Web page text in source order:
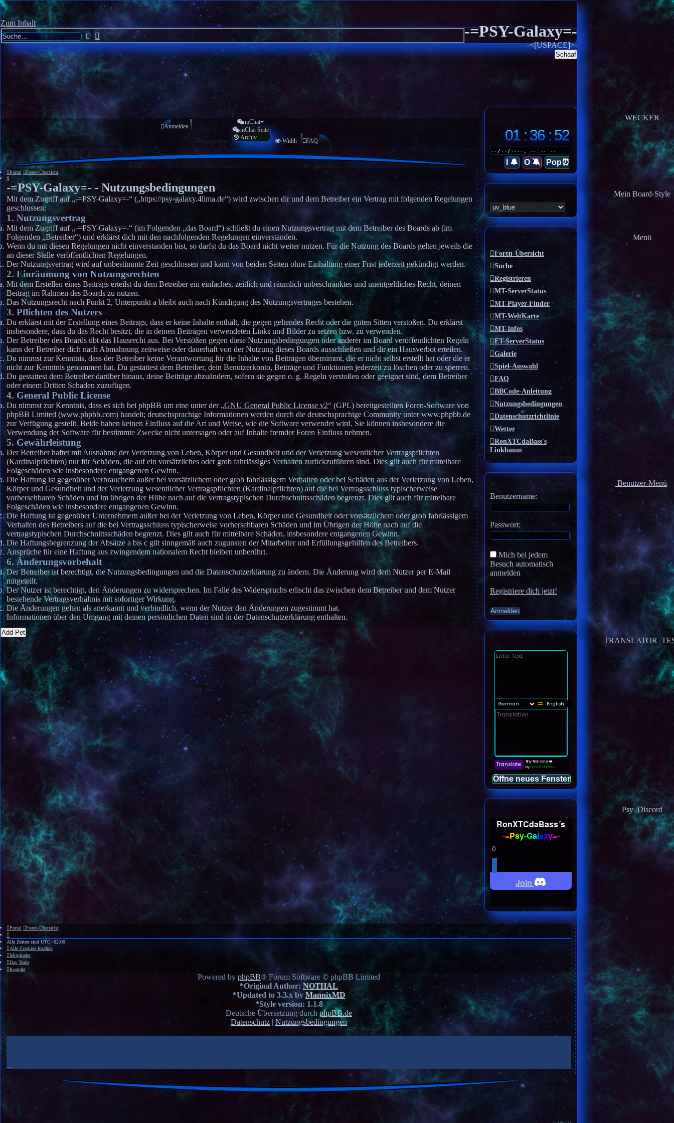
-=PSY-Galaxy=-
-<[USPACE]>-
Schaaf
Zum Inhalt
SucheErweiterte
Suche
Anmelden
Registrieren
mChat
mChat Seite
Archiv
Width FAQ
Portal
Foren-Übersicht
Suche
-=PSY-Galaxy=- - Nutzungsbedingungen
Mit dem Zugriff auf „-=PSY-Galaxy=-“ („https://psy-galaxy.4lima.de“) wird zwischen dir und dem Betreiber ein Vertrag mit folgenden Regelungen
geschlossen:
1. Nutzungsvertrag
Mit dem Zugriff auf „-=PSY-Galaxy=-“ (im Folgenden „das Board“) schließt du einen Nutzungsvertrag mit dem Betreiber des Boards ab (im
Folgenden „Betreiber“) und erklärst dich mit den nachfolgenden Regelungen einverstanden.
Wenn du mit diesen Regelungen nicht einverstanden bist, so darfst du das Board nicht weiter nutzen. Für die Nutzung des Boards gelten jeweils die
an dieser Stelle veröffentlichten Regelungen.
Der Nutzungsvertrag wird auf unbestimmte Zeit geschlossen und kann von beiden Seiten ohne Einhaltung einer Frist jederzeit gekündigt werden.
2. Einräumung von Nutzungsrechten
Mit dem Erstellen eines Beitrags erteilst du dem Betreiber ein einfaches, zeitlich und räumlich unbeschränktes und unentgeltliches Recht, deinen
Beitrag im Rahmen des Boards zu nutzen.
Das Nutzungsrecht nach Punkt 2, Unterpunkt a bleibt auch nach Kündigung des Nutzungsvertrages bestehen.
3. Pflichten des Nutzers
Du erklärst mit der Erstellung eines Beitrags, dass er keine Inhalte enthält, die gegen geltendes Recht oder die guten Sitten verstoßen. Du erklärst
insbesondere, dass du das Recht besitzt, die in deinen Beiträgen verwendeten Links und Bilder zu setzen bzw. zu verwenden.
Der Betreiber des Boards übt das Hausrecht aus. Bei Verstößen gegen diese Nutzungsbedingungen oder anderer im Board veröffentlichten Regeln
kann der Betreiber dich nach Abmahnung zeitweise oder dauerhaft von der Nutzung dieses Boards ausschließen und dir ein Hausverbot erteilen.
Du nimmst zur Kenntnis, dass der Betreiber keine Verantwortung für die Inhalte von Beiträgen übernimmt, die er nicht selbst erstellt hat oder die er
nicht zur Kenntnis genommen hat. Du gestattest dem Betreiber, dein Benutzerkonto, Beiträge und Funktionen jederzeit zu löschen oder zu sperren.
Du gestattest dem Betreiber darüber hinaus, deine Beiträge abzuändern, sofern sie gegen o. g. Regeln verstoßen oder geeignet sind, dem Betreiber
oder einem Dritten Schaden zuzufügen.
4. General Public License
Du nimmst zur Kenntnis, dass es sich bei phpBB um eine unter der „GNU General Public License v2“ (GPL) bereitgestellten Foren-Software von
phpBB Limited (www.phpbb.com) handelt; deutschsprachige Informationen werden durch die deutschsprachige Community unter www.phpbb.de
zur Verfügung gestellt. Beide haben keinen Einfluss auf die Art und Weise, wie die Software verwendet wird. Sie können insbesondere die
Verwendung der Software für bestimmte Zwecke nicht untersagen oder auf Inhalte fremder Foren Einfluss nehmen.
5. Gewährleistung
Der Betreiber haftet mit Ausnahme der Verletzung von Leben, Körper und Gesundheit und der Verletzung wesentlicher Vertragspflichten
(Kardinalpflichten) nur für Schäden, die auf ein vorsätzliches oder grob fahrlässiges Verhalten zurückzuführen sind. Dies gilt auch für mittelbare
Folgeschäden wie insbesondere entgangenen Gewinn.
Die Haftung ist gegenüber Verbrauchern außer bei vorsätzlichem oder grob fahrlässigem Verhalten oder bei Schäden aus der Verletzung von Leben,
Körper und Gesundheit und der Verletzung wesentlicher Vertragspflichten (Kardinalpflichten) auf die bei Vertragsschluss typischerweise
vorhersehbaren Schäden und im übrigen der Höhe nach auf die vertragstypischen Durchschnittsschäden begrenzt. Dies gilt auch für mittelbare
Folgeschäden wie insbesondere entgangenen Gewinn.
Die Haftung ist gegenüber Unternehmern außer bei der Verletzung von Leben, Körper und Gesundheit oder vorsätzlichem oder grob fahrlässigem
Verhalten des Betreibers auf die bei Vertragsschluss typischerweise vorhersehbaren Schäden und im Übrigen der Höhe nach auf die
vertragstypischen Durchschnittsschäden begrenzt. Dies gilt auch für mittelbare Schäden, insbesondere entgangenen Gewinn.
Die Haftungsbegrenzung der Absätze a bis c gilt sinngemäß auch zugunsten der Mitarbeiter und Erfüllungsgehilfen des Betreibers.
Ansprüche für eine Haftung aus zwingendem nationalem Recht bleiben unberührt.
6. Änderungsvorbehalt
Der Betreiber ist berechtigt, die Nutzungsbedingungen und die Datenschutzerklärung zu ändern. Die Änderung wird dem Nutzer per E-Mail
mitgeteilt.
Der Nutzer ist berechtigt, den Änderungen zu widersprechen. Im Falle des Widerspruchs erlischt das zwischen dem Betreiber und dem Nutzer
bestehende Vertragsverhältnis mit sofortiger Wirkung.
Die Änderungen gelten als anerkannt und verbindlich, wenn der Nutzer den Änderungen zugestimmt hat.
Informationen über den Umgang mit deinen persönlichen Daten sind in der Datenschutzerklärung enthalten.
Add Pet
WECKER
01 : 36 : 55
I 🔔 O 🔕 Pop⏰
Mein Board-Style
Menü
Foren-Übersicht
Suche
Registrieren
MT-ServerStatus
MT-Player-Finder
MT-WeltKarte
MT-Infos
ET-ServerStatus
Galerie
Spiel-Auswahl
FAQ
BBCode-Anleitung
Nutzungsbedingungen
Datenschutzrichtlinie
Wetter
RonXTCdaBass's
Linkbaum
Benutzer-Menü
Benutzername:
Passwort:
Mich bei jedem
Besuch automatisch
anmelden
Registriere dich jetzt!
Öffne neues Fenster
Psy_Discord
RonXTCdaBass´s
-=Psy-Galaxy=-
0
Join
Portal Foren-Übersicht
Alle Zeiten sind UTC+02:00
Alle Cookies löschen
Mitglieder
Das Team
Kontakt
Powered by phpBB® Forum Software © phpBB Limited
*Original Author: NOTHAL
*Updated to 3.3.x by MannixMD
*Style version: 1.1.8
Deutsche Übersetzung durch phpBB.de
Datenschutz | Nutzungsbedingungen